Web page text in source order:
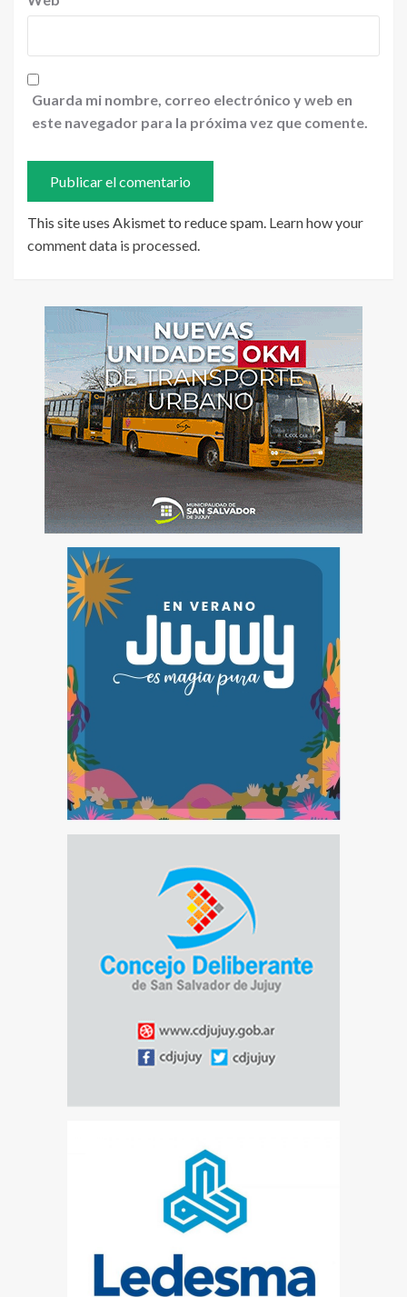
Guarda mi nombre, correo electrónico y web en
este navegador para la próxima vez que comente.
This site uses Akismet to reduce spam. Learn how your
comment data is processed.